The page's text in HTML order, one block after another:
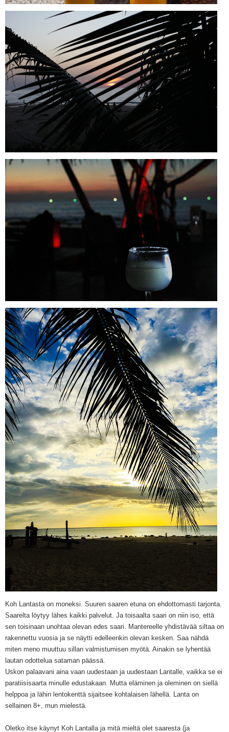
Koh Lantasta on moneksi. Suuren saaren etuna on ehdottomasti tarjonta.
Saarelta löytyy lähes kaikki palvelut. Ja toisaalta saari on niin iso, että
sen toisinaan unohtaa olevan edes saari. Mantereelle yhdistävää siltaa on
rakennettu vuosia ja se näytti edelleenkin olevan kesken. Saa nähdä
miten meno muuttuu sillan valmistumisen myötä. Ainakin se lyhentää
lautan odottelua sataman päässä.
Uskon palaavani aina vaan uudestaan ja uudestaan Lantalle, vaikka se ei
paratiisisaarta minulle edustakaan. Mutta eläminen ja oleminen on siellä
helppoa ja lähin lentokenttä sijaitsee kohtalaisen lähellä. Lanta on
sellainen 8+, mun mielestä.
Oletko itse käynyt Koh Lantalla ja mitä mieltä olet saaresta (ja